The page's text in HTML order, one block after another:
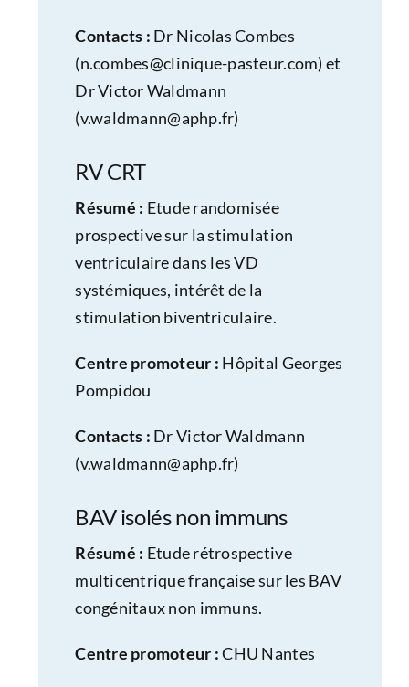
Contacts : Dr Nicolas Combes
(n.combes@clinique-pasteur.com) et
Dr Victor Waldmann
(v.waldmann@aphp.fr)
RV CRT
Résumé : Etude randomisée
prospective sur la stimulation
ventriculaire dans les VD
systémiques, intérêt de la
stimulation biventriculaire.
Centre promoteur : Hôpital Georges
Pompidou
Contacts : Dr Victor Waldmann
(v.waldmann@aphp.fr)
BAV isolés non immuns
Résumé : Etude rétrospective
multicentrique française sur les BAV
congénitaux non immuns.
Centre promoteur :CHU Nantes